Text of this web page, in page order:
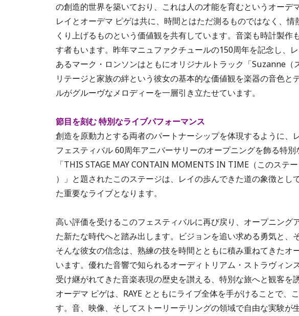
の創造的世界を築いており、これは人の才能を育むというオーデ
レイとオーデマ ピゲは共に、時間とはただ測るものではなく、
くり上げるものという価値観を共有しています。音楽も時計製
す者もいます。昨年マニュファクチュールの150周年を記念し、
あるマーク・ロンソンはともにオリジナルトラック「Suzanne
リテージと家族の絆という彼女の基本的な価値観を楽器の音色と
ルがグルーヴなメロディーを一層引き立たせています。
節目を刻む 特別なライブパフォーマンス
創造を原動力とする両者のパートナーシップを体現するように、
フェスティバル 60周年アニバーサリーのオープニングを飾る特別
「THIS STAGE MAY CONTAIN MOMENTS IN TIME（このステ
）」と題されたこのステージは、レイの歩んできた道の象徴とし
た重要なライブとなります。
高い評価を受けるこのフェスティバルに再び戻り、オープニング
た新たな時代へと踏み出します。ビジョンを追い求める勇気と
そんな彼女の信念は、熟練の技を時間とともに積み重ねてきたオ
います。優れた音響で知られるオーディトリアム・ストラヴィン
受け継がれてきた音楽表現の歴史を讃える、特別な旅へと観客を誘
オーデマ ピゲは、RAYE とともにライブ全体を手がけることで、
す。音、映像、そしてストーリーテリングの領域で自由な実験が